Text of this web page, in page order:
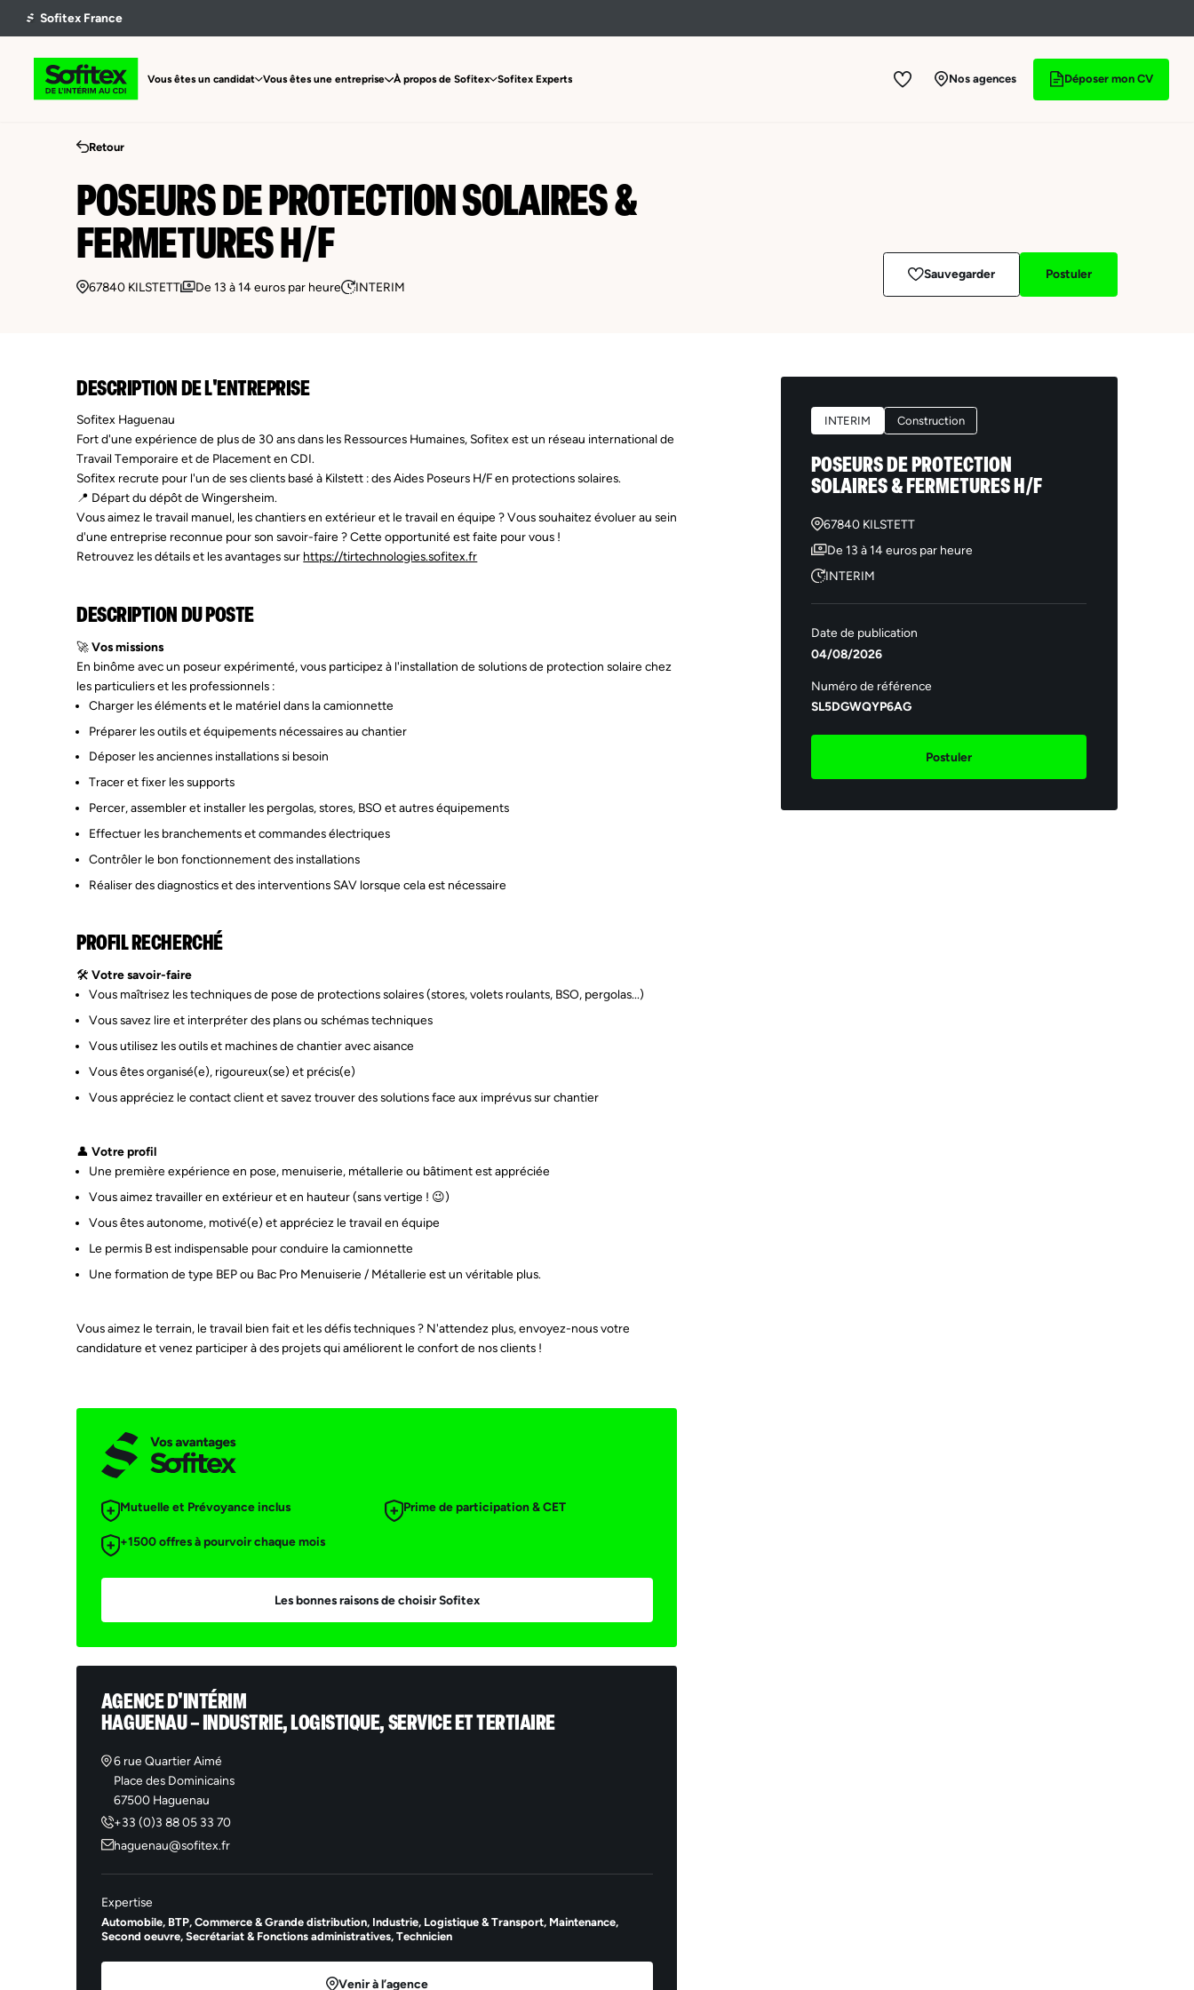
Vous êtes un candidat Vous êtes une entreprise À propos de Sofitex Sofitex Experts Nos agences Déposer mon CV
Retour
POSEURS DE PROTECTION SOLAIRES &
FERMETURES H/F
67840 KILSTETT De 13 à 14 euros par heure INTERIM
Sauvegarder Postuler
DESCRIPTION DE L'ENTREPRISE
Sofitex Haguenau
Fort d'une expérience de plus de 30 ans dans les Ressources Humaines, Sofitex est un réseau international de
Travail Temporaire et de Placement en CDI.
Sofitex recrute pour l'un de ses clients basé à Kilstett : des Aides Poseurs H/F en protections solaires.
📍 Départ du dépôt de Wingersheim.
Vous aimez le travail manuel, les chantiers en extérieur et le travail en équipe ? Vous souhaitez évoluer au sein
d'une entreprise reconnue pour son savoir-faire ? Cette opportunité est faite pour vous !
Retrouvez les détails et les avantages sur https://tirtechnologies.sofitex.fr
DESCRIPTION DU POSTE
🚀Vos missions
En binôme avec un poseur expérimenté, vous participez à l'installation de solutions de protection solaire chez
les particuliers et les professionnels :
Charger les éléments et le matériel dans la camionnette
Préparer les outils et équipements nécessaires au chantier
Déposer les anciennes installations si besoin
Tracer et fixer les supports
Percer, assembler et installer les pergolas, stores, BSO et autres équipements
Effectuer les branchements et commandes électriques
Contrôler le bon fonctionnement des installations
Réaliser des diagnostics et des interventions SAV lorsque cela est nécessaire
PROFIL RECHERCHÉ
🛠️ Votre savoir-faire
Vous maîtrisez les techniques de pose de protections solaires (stores, volets roulants, BSO, pergolas...)
Vous savez lire et interpréter des plans ou schémas techniques
Vous utilisez les outils et machines de chantier avec aisance
Vous êtes organisé(e), rigoureux(se) et précis(e)
Vous appréciez le contact client et savez trouver des solutions face aux imprévus sur chantier
👤Votre profil
Une première expérience en pose, menuiserie, métallerie ou bâtiment est appréciée
Vous aimez travailler en extérieur et en hauteur (sans vertige ! 😉)
Vous êtes autonome, motivé(e) et appréciez le travail en équipe
Le permis B est indispensable pour conduire la camionnette
Une formation de type BEP ou Bac Pro Menuiserie / Métallerie est un véritable plus.
Vous aimez le terrain, le travail bien fait et les défis techniques ? N'attendez plus, envoyez-nous votre
candidature et venez participer à des projets qui améliorent le confort de nos clients !
Mutuelle et Prévoyance inclus Prime de participation & CET
+1500 offres à pourvoir chaque mois
Les bonnes raisons de choisir Sofitex
AGENCE D'INTÉRIM
HAGUENAU – INDUSTRIE, LOGISTIQUE, SERVICE ET TERTIAIRE
6 rue Quartier Aimé
Place des Dominicains
67500 Haguenau
+33 (0)3 88 05 33 70
haguenau@sofitex.fr
Expertise
Automobile, BTP, Commerce & Grande distribution, Industrie, Logistique & Transport, Maintenance,
Second oeuvre, Secrétariat & Fonctions administratives, Technicien
Venir à l’agence
INTERIM Construction
POSEURS DE PROTECTION
SOLAIRES & FERMETURES H/F
67840 KILSTETT
De 13 à 14 euros par heure
INTERIM
Date de publication
04/08/2026
Numéro de référence
SL5DGWQYP6AG
Postuler